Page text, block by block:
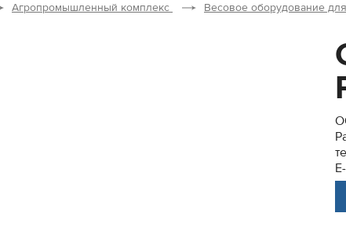
Агропромышленный комплекс Весовое оборудование